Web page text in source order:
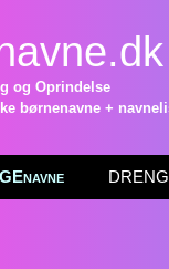
og Oprindelse
børnenavne +